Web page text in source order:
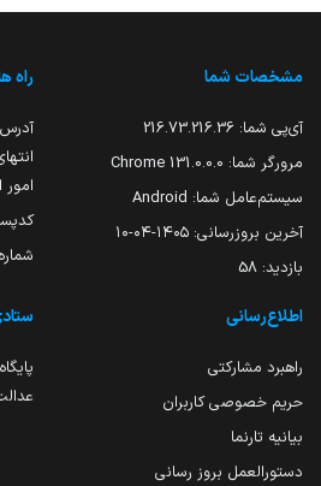
مشخصات شما
آی‌پی شما: 216.73.216.36
مرورگر شما: 131.0.0.0 Chrome
سیستم‌عامل شما: Android
آخرین بروزرسانی: ۱۴۰۵-۰۴-۱۰
بازدید: 58
راه
امور
کدپستی:
شماره
اطلاع‌رسانی
راهبرد مشارکتی
حریم خصوصی کاربران
بیانیه تارنما
دستورالعمل بروز رسانی